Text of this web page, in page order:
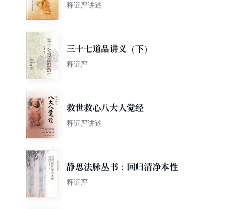
释证严讲述
三十七道品讲义（下）
释证严
救世救心八大人觉经
释证严讲述
静思法脉丛书：回归清净本性
释证严